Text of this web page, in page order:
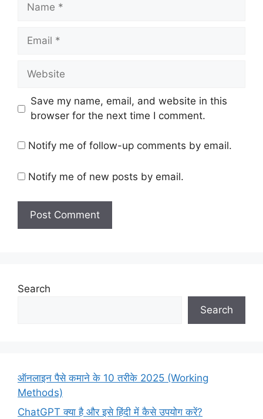
Email
Website
Save my name, email, and website in this
browser for the next time I comment.
Notify me of follow-up comments by email.
Notify me of new posts by email.
Search
Search
ऑनलाइन पैसे कमाने के 10 तरीके 2025 (Working
Methods)
ChatGPT क्या है और इसे हिंदी में कैसे उपयोग करें?